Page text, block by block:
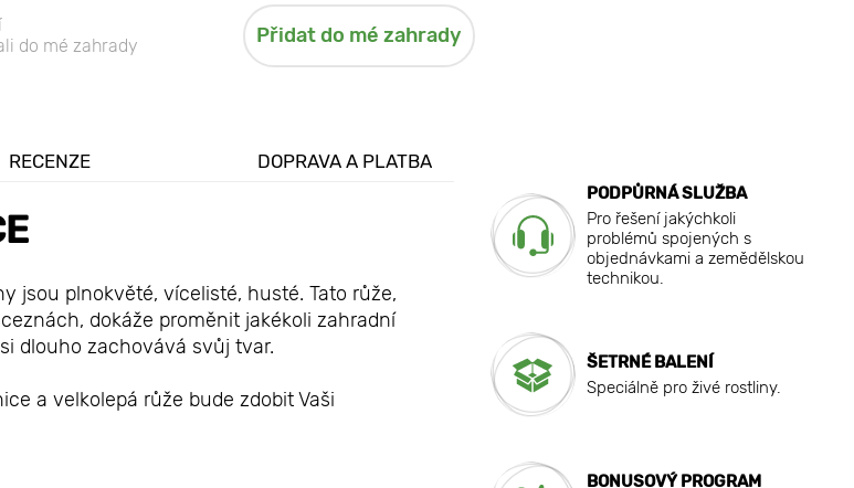
do mé zahrady
Přidat do mé zahrady
RECENZE DOPRAVA A PLATBA
jsou plnokvěté, vícelisté, husté. Tato růže,
dokáže proměnit jakékoli zahradní
dlouho zachovává svůj tvar.
a velkolepá růže bude zdobit Vaši
PODPŮRNÁ SLUŽBA
Pro řešení jakýchkoli
problémů spojených s
objednávkami a zemědělskou
technikou.
ŠETRNÉ BALENÍ
Speciálně pro živé rostliny.
BONUSOVÝ PROGRAM